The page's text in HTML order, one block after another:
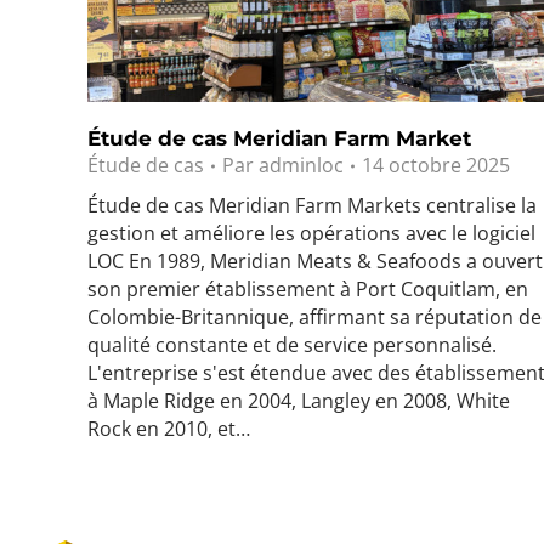
Étude de cas Meridian Farm Market
Étude de cas Paradminloc
14 octobre 2025
Étude de cas Meridian Farm Markets centralise la
gestion et améliore les opérations avec le logiciel
LOC En 1989, Meridian Meats & Seafoods a ouvert
son premier établissement à Port Coquitlam, en
Colombie-Britannique, affirmant sa réputation de
qualité constante et de service personnalisé.
L'entreprise s'est étendue avec des
à Maple Ridge en 2004, Langley en 2008, White
Rock en 2010, et…